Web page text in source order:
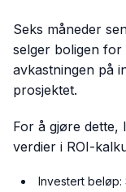
Seks måneder
selger boligen
avkastningen på
prosjektet.
For å gjøre dette,
verdier i ROI-
Investert